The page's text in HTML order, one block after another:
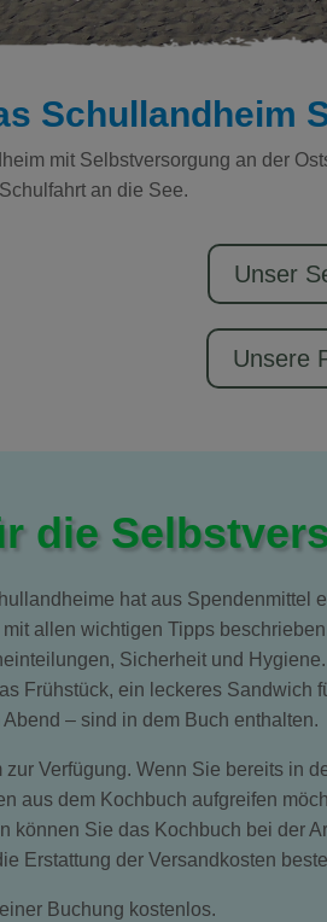
Schullandheim
mit Selbstversorgung an der
an die See.
Unser
Unsere
die
hat aus Spendenmittel
allen wichtigen Tipps
Sicherheit und
Frühstück, ein leckeres Sandwich
– sind in dem Buch enthalten.
Verfügung. Wenn Sie bereits in
aus dem Kochbuch aufgreifen
können Sie das Kochbuch bei der
Erstattung der Versandkosten
Buchung kostenlos.